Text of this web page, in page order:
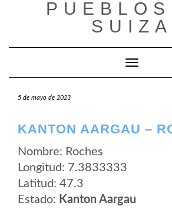
SUIZA
Cambiar
5 de mayo de 2023
KANTON AARGAU –
Nombre: Roches
Longitud: 7.3833333
Latitud: 47.3
Estado: Kanton Aargau